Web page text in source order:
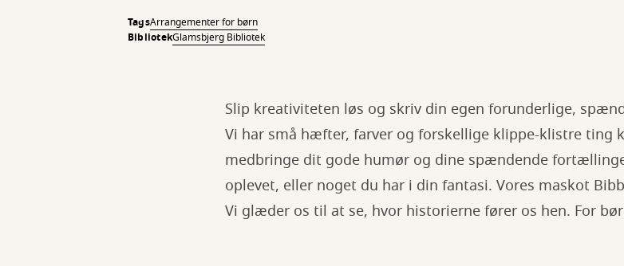
TagsArrangementer for børn
BibliotekGlamsbjerg Bibliotek
Slip kreativiteten løs og skriv din egen forunderlige,
Vi har små hæfter, farver og forskellige klippe-klistre ting
medbringe dit gode humør og dine spændende
oplevet, eller noget du har i din fantasi. Vores maskot
Vi glæder os til at se, hvor historierne fører os hen. For